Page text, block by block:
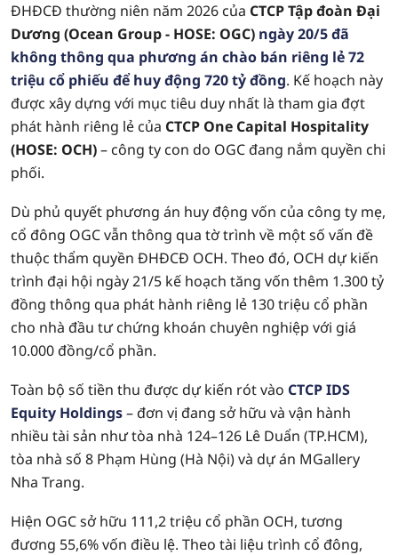
ĐHĐCĐ thường niên năm 2026 của CTCP Tập đoàn Đại
Dương (Ocean Group - HOSE: OGC) ngày 20/5 đã
không thông qua phương án chào bán riêng lẻ 72
triệu cổ phiếu để huy động 720 tỷ đồng. Kế hoạch này
được xây dựng với mục tiêu duy nhất là tham gia đợt
phát hành riêng lẻ của CTCP One Capital Hospitality
(HOSE: OCH)– công ty con do OGC đang nắm quyền chi
phối.
Dù phủ quyết phương án huy động vốn của công ty mẹ,
cổ đông OGC vẫn thông qua tờ trình về một số vấn đề
thuộc thẩm quyền ĐHĐCĐ OCH. Theo đó, OCH dự kiến
trình đại hội ngày 21/5 kế hoạch tăng vốn thêm 1.300 tỷ
đồng thông qua phát hành riêng lẻ 130 triệu cổ phần
cho nhà đầu tư chứng khoán chuyên nghiệp với giá
10.000 đồng/cổ phần.
Toàn bộ số tiền thu được dự kiến rót vào CTCP IDS
Equity Holdings– đơn vị đang sở hữu và vận hành
nhiều tài sản như tòa nhà 124–126 Lê Duẩn (TP.HCM),
tòa nhà số 8 Phạm Hùng (Hà Nội) và dự án MGallery
Nha Trang.
Hiện OGC sở hữu 111,2 triệu cổ phần OCH, tương
đương 55,6% vốn điều lệ. Theo tài liệu trình cổ đông,